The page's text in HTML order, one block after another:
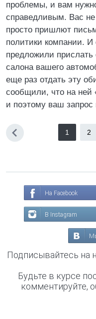
проблемы, и вам
справедливым. Вас не
просто пришлют
политики компании.
предложили
салона вашего
еще раз отдать эту
сообщили, что на ней
и поэтому ваш запрос
1 2
На Facebook
В Instagram
Подписывайтесь на
Будьте в курсе
комментируйте,